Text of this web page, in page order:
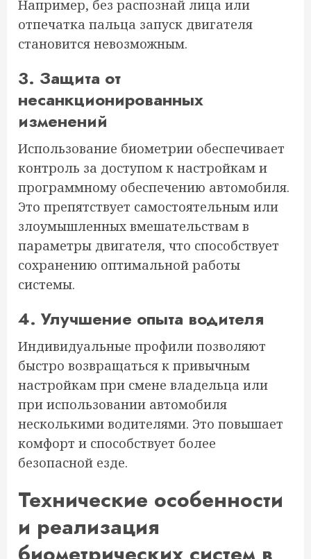
Например, без распознай лица или
отпечатка пальца запуск двигателя
становится невозможным.
3. Защита от
несанкционированных
изменений
Использование биометрии обеспечивает
контроль за доступом к настройкам и
программному обеспечению автомобиля.
Это препятствует самостоятельным или
злоумышленных вмешательствам в
параметры двигателя, что способствует
сохранению оптимальной работы
системы.
4. Улучшение опыта водителя
Индивидуальные профили позволяют
быстро возвращаться к привычным
настройкам при смене владельца или
при использовании автомобиля
несколькими водителями. Это повышает
комфорт и способствует более
безопасной езде.
Технические особенности
и реализация